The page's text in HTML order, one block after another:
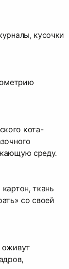
кусочки
кота-
среду.
ткань
со своей
оживут